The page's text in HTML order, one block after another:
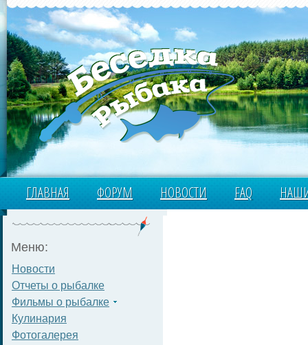
ГЛАВНАЯ ФОРУМ НОВОСТИ FAQ
Меню:
Новости
Отчеты о рыбалке
Фильмы о рыбалке
Кулинария
Фотогалерея